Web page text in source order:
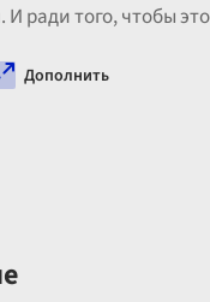
ради того, чтобы
Дополнить